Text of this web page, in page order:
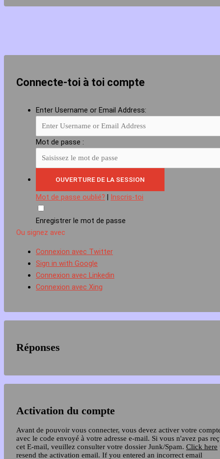
Connecte-toi à toi compte
Enter Username or Email Address:
Mot de passe :
Mot de passe oublié? | Inscris-toi
Enregistrer le mot de passe
Ou signez avec
Connexion avec Twitter
Sign in with Google
Connexion avec Linkedin
Connexion avec Xing
Réponses
Activation du compte
Avant de pouvoir vous connecter, vous devez activer votre
avec le code envoyé à votre adresse e-mail. Si vous n'avez pas
cet E-mail, veuillez consulter votre dossier Junk/Spam. Click here
resend the activation email. If you entered an incorrect email